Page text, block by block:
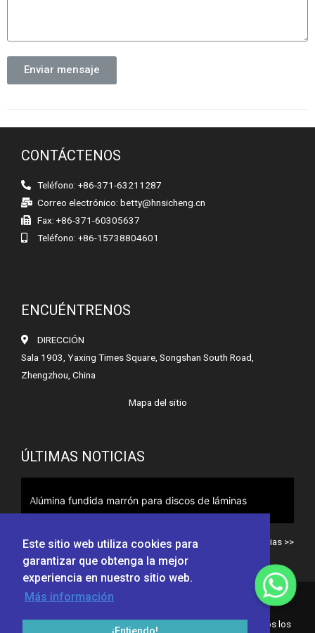
Este sitio web utiliza cookies para
garantizar que obtenga la mejor
experiencia en nuestro sitio web.
Más información
Enviar mensaje
CONTÁCTENOS
Teléfono: +86-371-63211287
Correo electrónico: betty@hnsicheng.cn
Fax: +86-371-60305637
Teléfono: +86-15738804601
ENCUÉNTRENOS
DIRECCIÓN
Sala 1903, Yaxing Times Square, Songshan South Road,
Zhengzhou, China
Mapa del sitio
ÚLTIMAS NOTICIAS
Alúmina fundida marrón para discos de láminas
Todas las noticias >>
© Henan Sicheng Abrasives Tech Co., Ltd. 2010-2014 Todos los